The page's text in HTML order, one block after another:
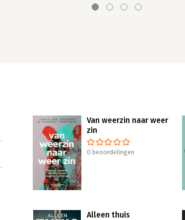
Van weerzin naar weer
zin
0 beoordelingen
Alleen thuis